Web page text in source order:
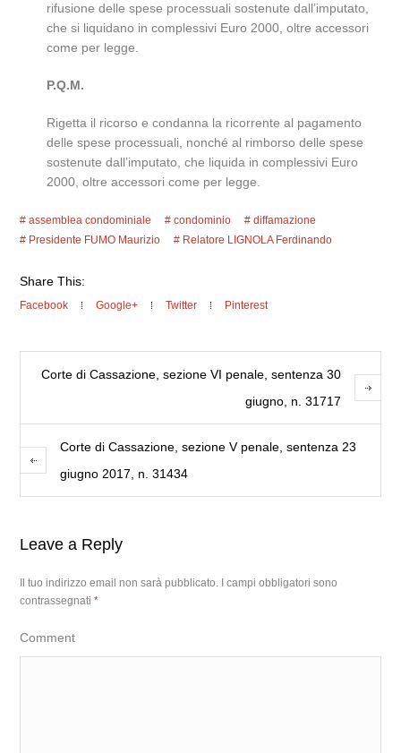
rifusione delle spese processuali sostenute dall’imputato,
che si liquidano in complessivi Euro 2000, oltre accessori
come per legge.
P.Q.M.
Rigetta il ricorso e condanna la ricorrente al pagamento
delle spese processuali, nonché al rimborso delle spese
sostenute dall’imputato, che liquida in complessivi Euro
2000, oltre accessori come per legge.
assemblea condominiale condominio
diffamazione
Presidente FUMO Maurizio
Relatore LIGNOLA Ferdinando
Share This:
Facebook Google+ Twitter Pinterest
Corte di Cassazione, sezione VI penale, sentenza 30
giugno, n. 31717
Corte di Cassazione, sezione V penale, sentenza 23
giugno 2017, n. 31434
Leave a Reply
Il tuo indirizzo email non sarà pubblicato.
I campi obbligatori sono
contrassegnati*
Comment